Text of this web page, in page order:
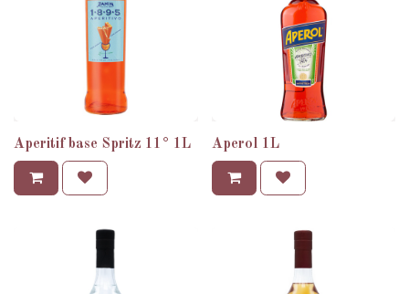
Aperitif base Spritz 11° 1L Aperol 1L